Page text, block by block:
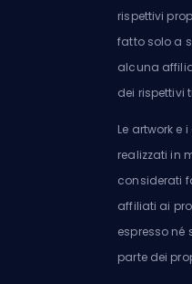
rispettivi
fatto solo a
alcuna
dei rispettivi
Le artwork e
realizzati in
considerati
affiliati ai
espresso né
parte dei